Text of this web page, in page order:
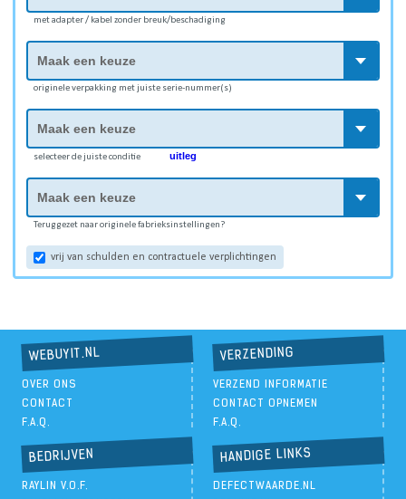
met adapter / kabel zonder breuk/beschadiging
originele verpakking met juiste serie-nummer(s)
selecteer de juiste conditie uitleg
Teruggezet naar originele fabrieksinstellingen?
vrij van schulden en contractuele verplichtingen
WEBUYIT.NL
OVER ONS
CONTACT
F.A.Q.
VERZENDING
VERZEND INFORMATIE
CONTACT OPNEMEN
F.A.Q.
BEDRIJVEN
RAYLIN V.O.F.
HANDIGE LINKS
DEFECTWAARDE.NL